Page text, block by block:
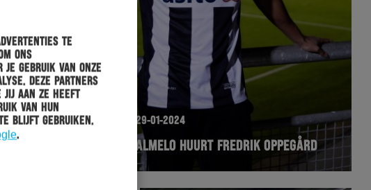
te
ons
gebruik van onze
Deze partners
jij aan ze heeft
van hun
blijft gebruiken.
.
HERACLES 29-01-2024
HERACLES ALMELO HUURT FREDRIK OPPEGÅRD